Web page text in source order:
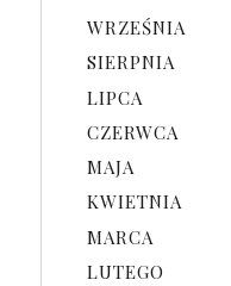
WRZEŚNIA
SIERPNIA
LIPCA
CZERWCA
MAJA
KWIETNIA
MARCA
LUTEGO